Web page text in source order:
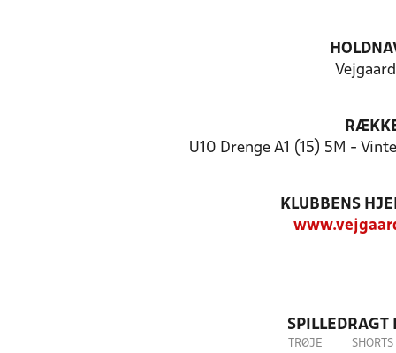
U10 Drenge A1 (15) 5M -
KLUBBENS
SPILLEDRAGT
TRØJE SHORTS